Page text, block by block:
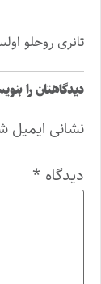
تانری روحلو
دیدگاهتان را
نشانی
دیدگاه *